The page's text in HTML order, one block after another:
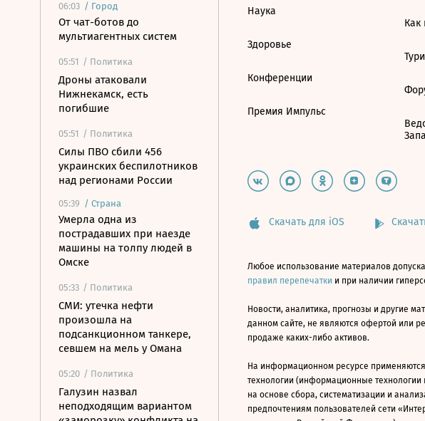
06:03 / Город
От чат-ботов до
мультиагентных систем
05:51 / Политика
Дроны атаковали
Нижнекамск, есть
погибшие
05:51 / Политика
Силы ПВО сбили 456
украинских беспилотников
над регионами России
05:39 / Страна
Умерла одна из
пострадавших при наезде
машины на толпу людей в
Омске
05:33 / Политика
СМИ: утечка нефти
произошла на
подсанкционном танкере,
севшем на мель у Омана
05:20 / Политика
Галузин назвал
неподходящим вариантом
Наука
Здоровье
Конференции
Премия Импульс
Как
Скачать для iOS
Любое использование материалов
правил перепечатки и при наличии
Новости, аналитика, прогнозы и другие
данном сайте, не являются офертой или
продаже каких-либо активов.
На информационном ресурсе
технологии (информационные
на основе сбора, систематизации и
предпочтениям пользователей сети